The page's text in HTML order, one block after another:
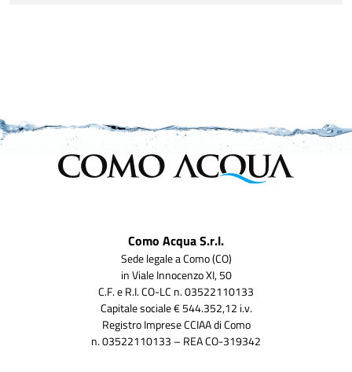
Como Acqua S.r.l.
Sede legale a Como (CO)
in Viale Innocenzo XI, 50
C.F. e R.I. CO-LC n. 03522110133
Capitale sociale € 544.352,12 i.v.
Registro Imprese CCIAA di Como
n. 03522110133 – REA CO-319342